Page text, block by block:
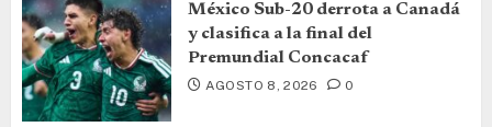
México Sub-20 derrota a Canadá
y clasifica a la final del
Premundial Concacaf
AGOSTO 8, 2026 0